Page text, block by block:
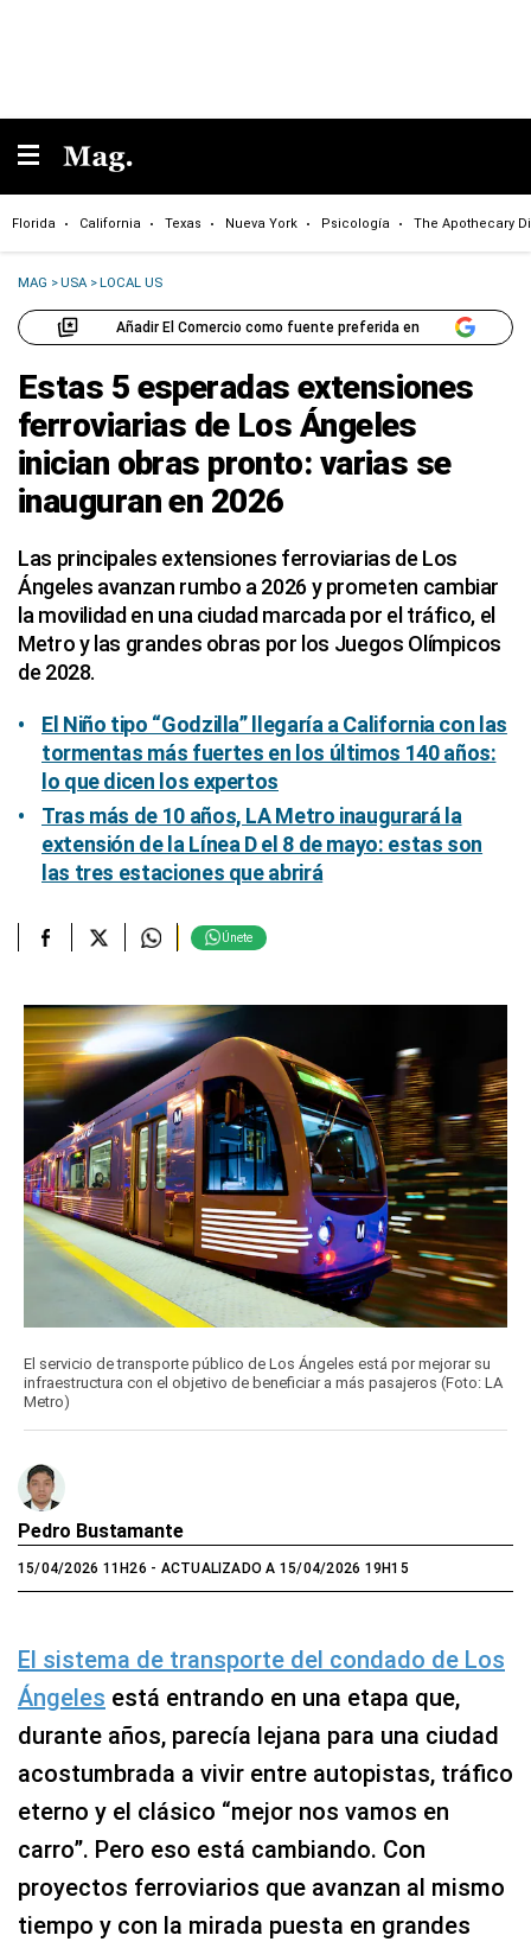
Florida California Texas Nueva York Psicología The Apothecary
MAG >USA >LOCAL US
Añadir El Comercio como fuente preferida en
Estas 5 esperadas extensiones
ferroviarias de Los Ángeles
inician obras pronto: varias se
inauguran en 2026
Las principales extensiones ferroviarias de Los
Ángeles avanzan rumbo a 2026 y prometen cambiar
la movilidad en una ciudad marcada por el tráfico, el
Metro y las grandes obras por los Juegos Olímpicos
de 2028.
El Niño tipo “Godzilla” llegaría a California con las
tormentas más fuertes en los últimos 140 años:
lo que dicen los expertos
Tras más de 10 años, LA Metro inaugurará la
extensión de la Línea D el 8 de mayo: estas son
las tres estaciones que abrirá
Únete
El servicio de transporte público de Los Ángeles está por mejorar su
infraestructura con el objetivo de beneficiar a más pasajeros (Foto: LA
Metro)
Pedro Bustamante
15/04/2026 11H26 - ACTUALIZADO A 15/04/2026 19H15
El sistema de transporte del condado de Los
Ángeles está entrando en una etapa que,
durante años, parecía lejana para una ciudad
acostumbrada a vivir entre autopistas, tráfico
eterno y el clásico “mejor nos vamos en
carro”. Pero eso está cambiando. Con
proyectos ferroviarios que avanzan al mismo
tiempo y con la mirada puesta en grandes